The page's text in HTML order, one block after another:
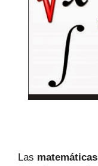
Las matemáticas